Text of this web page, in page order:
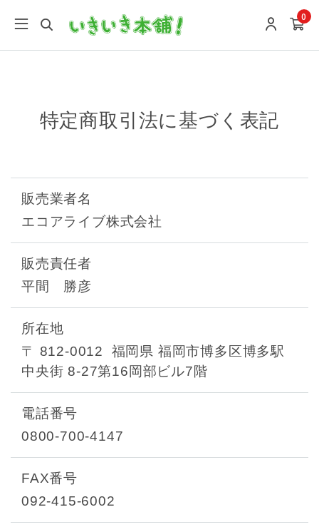
0
特定商取引法に基づく表記
販売業者名
エコアライブ株式会社
販売責任者
平間 勝彦
所在地
〒 812-0012 福岡県 福岡市博多区博多駅
中央街 8-27第16岡部ビル7階
電話番号
0800-700-4147
FAX番号
092-415-6002